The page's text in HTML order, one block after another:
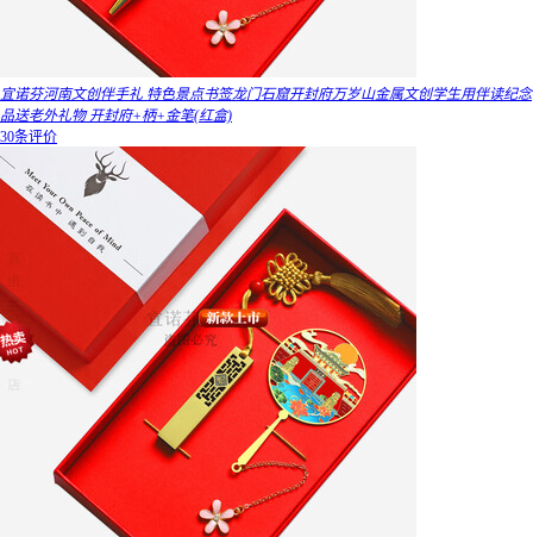
宜诺芬河南文创伴手礼 特色景点书签龙门石窟开封府万岁山金属文创学生用伴读纪念
品送老外礼物 开封府+柄+金笔(红盒)
30条评价